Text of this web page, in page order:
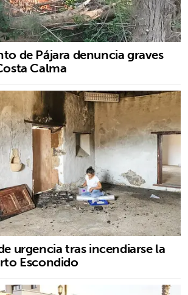
de Pájara denuncia graves
Calma
urgencia tras incendiarse la
Escondido